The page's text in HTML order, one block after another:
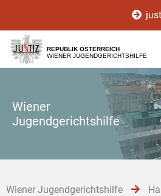
[1]
[2]
[3]
REPUBLIK ÖSTERREICH
WIENER JUGENDGERICHTSHILFE
Wiener
Jugendgerichtshilfe
Wiener Jugendgerichtshilfe